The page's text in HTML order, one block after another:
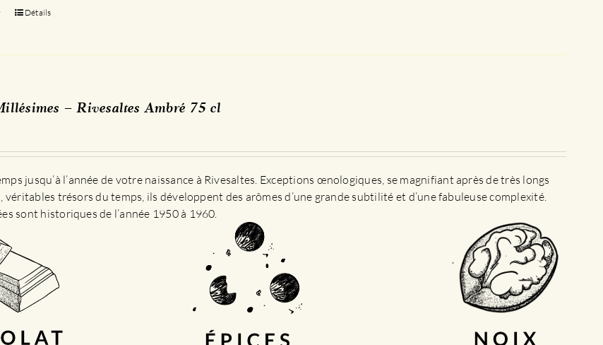
Détails
– Rivesaltes Ambré 75 cl
jusqu’à l’année de votre naissance à Rivesaltes. Exceptions œnologiques, se magnifiant après de très longs
véritables trésors du temps, ils développent des arômes d’une grande subtilité et d’une fabuleuse complexité.
sont historiques de l’année 1950 à 1960.